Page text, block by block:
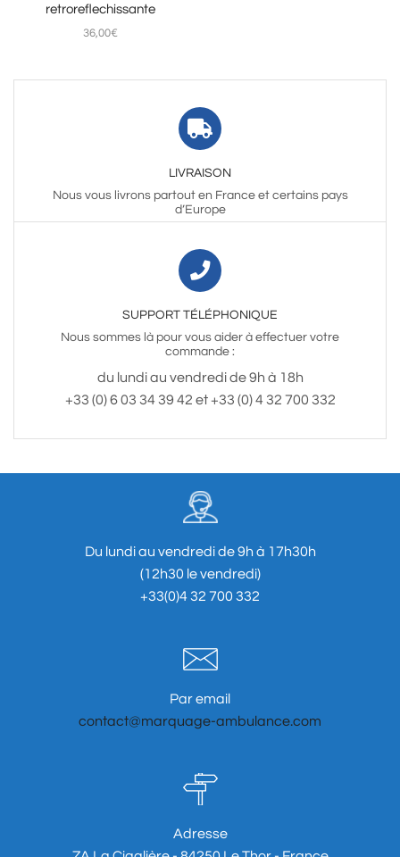
retroreflechissante
36,00€
LIVRAISON
Nous vous livrons partout en France et certains pays
d’Europe
SUPPORT TÉLÉPHONIQUE
Nous sommes là pour vous aider à effectuer votre
commande :
du lundi au vendredi de 9h à 18h
+33 (0) 6 03 34 39 42 et +33 (0) 4 32 700 332
Du lundi au vendredi de 9h à 17h30h
(12h30 le vendredi)
+33(0)4 32 700 332
Par email
contact@marquage-ambulance.com
Adresse